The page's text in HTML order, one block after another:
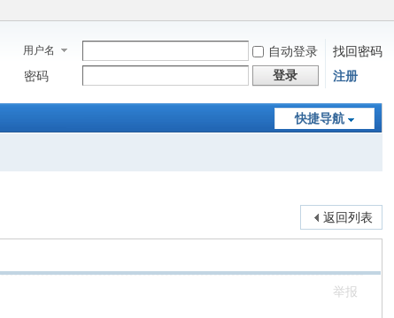
用户名 自动登录
找回密码
密码
登录 注册
快捷导航
返回列表
举报